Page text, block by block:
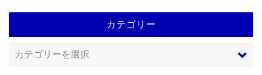
カテゴリー